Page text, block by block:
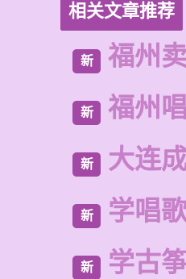
相关文章推荐
新 福州
新 福州
新 大连
新 学唱
新 学古